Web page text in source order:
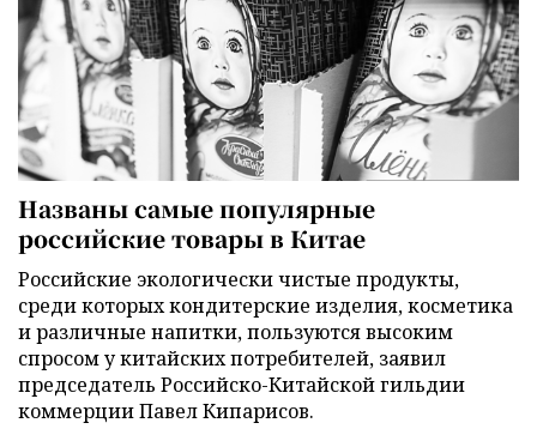
Названы самые популярные
российские товары в Китае
Российские экологически чистые продукты,
среди которых кондитерские изделия, косметика
и различные напитки, пользуются высоким
спросом у китайских потребителей, заявил
председатель Российско-Китайской гильдии
коммерции Павел Кипарисов.